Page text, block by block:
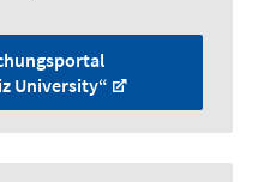
University“